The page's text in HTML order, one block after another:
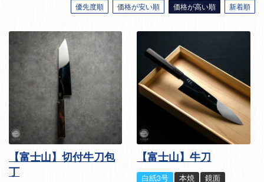
優先度順 価格が安い順 価格が高い順 新着順
【富士山】切付牛刀包
丁
【富士山】牛刀
白紙3号 本焼 鏡面